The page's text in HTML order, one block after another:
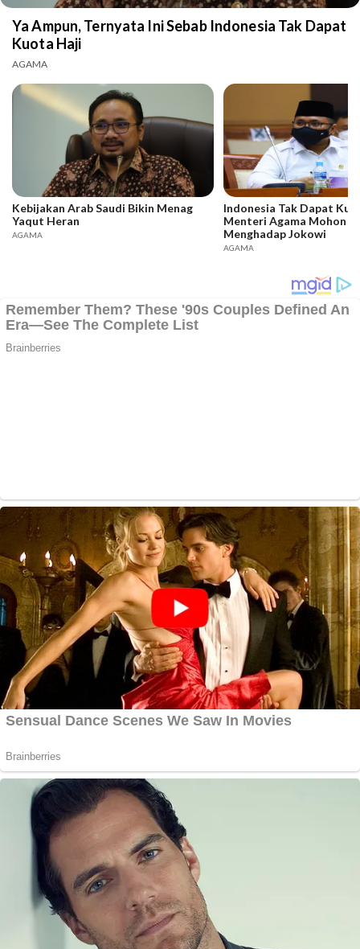
Ya Ampun, Ternyata Ini Sebab Indonesia Tak Dapat
Kuota Haji
AGAMA
Kebijakan Arab Saudi Bikin Menag
Yaqut Heran
AGAMA
Indonesia Tak Dapat
Menteri Agama Mohon
Menghadap Jokowi
AGAMA